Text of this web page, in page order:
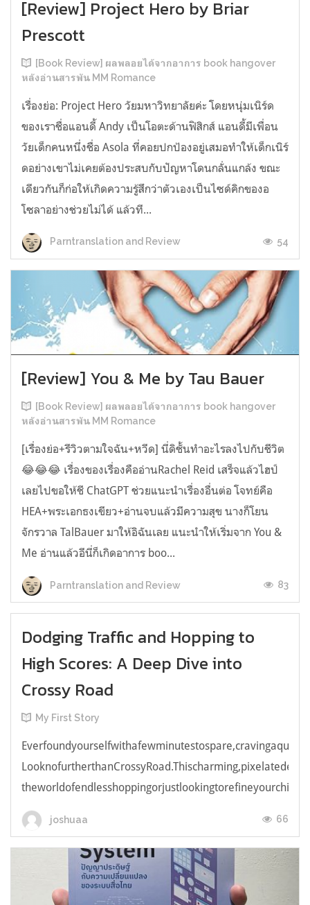
[Review] Project Hero by Briar
Prescott
[Book Review] ผลพลอยได้จากอาการ book hangover
หลังอ่านสารพัน MM Romance
เรื่องย่อ: Project Hero วัยมหาวิทยาลัยค่ะ โดยหนุ่มเนิร์ด
ของเราชื่อแอนดี้ Andy เป็นโอตะด้านฟิสิกส์ แอนดี้มีเพื่อน
วัยเด็กคนหนึ่งชื่อ Asola ที่คอยปกป้องอยู่เสมอทำให้เด็กเนิร์
ดอย่างเขาไม่เคยต้องประสบกับปัญหาโดนกลั่นแกล้ง ขณะ
เดียวกันก็ก่อให้เกิดความรู้สึกว่าตัวเองเป็นไซด์คิกของอ
โซลาอย่างช่วยไม่ได้ แล้วที...
Parntranslation and Review 54
[Review] You & Me by Tau Bauer
[Book Review] ผลพลอยได้จากอาการ book hangover
หลังอ่านสารพัน MM Romance
[เรื่องย่อ+รีวิวตามใจฉัน+หวีด] นี่ดิชั้นทำอะไรลงไปกับชีวิต
😂😂😂 เรื่องของเรื่องคืออ่านRachel Reid เสร็จแล้วไฮป์
เลยไปขอให้ชี ChatGPT ช่วยแนะนำเรื่องอื่นต่อ โจทย์คือ
HEA+พระเอกธงเขียว+อ่านจบแล้วมีความสุข นางก็โยน
จักรวาล TalBauer มาให้อิฉันเลย แนะนำให้เริ่มจาก You &
Me อ่านแล้วอีนี่ก็เกิดอาการ boo...
Parntranslation and Review 83
Dodging Traffic and Hopping to
High Scores: A Deep Dive into
Crossy Road
My First Story
joshuaa 66